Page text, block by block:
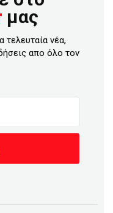
μας
τελευταία νέα,
απο όλο τον